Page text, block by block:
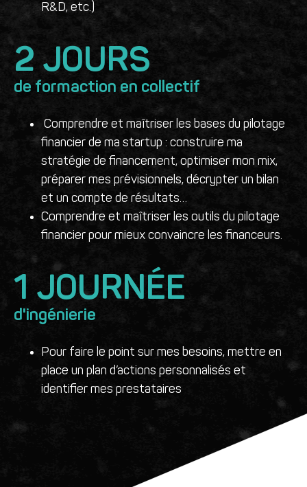
R&D, etc.)
de formaction en collectif
2 JOURS
Comprendre et maîtriser les bases du pilotage
financier de ma startup : construire ma
stratégie de financement, optimiser mon mix,
préparer mes prévisionnels, décrypter un bilan
et un compte de résultats…
Comprendre et maîtriser les outils du pilotage
financier pour mieux convaincre les financeurs.
d'ingénierie
1 JOURNÉE
Pour faire le point sur mes besoins, mettre en
place un plan d’actions personnalisés et
identifier mes prestataires